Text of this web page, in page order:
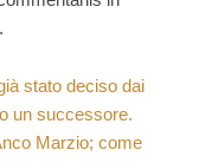
stato deciso dai
un successore.
Marzio; come